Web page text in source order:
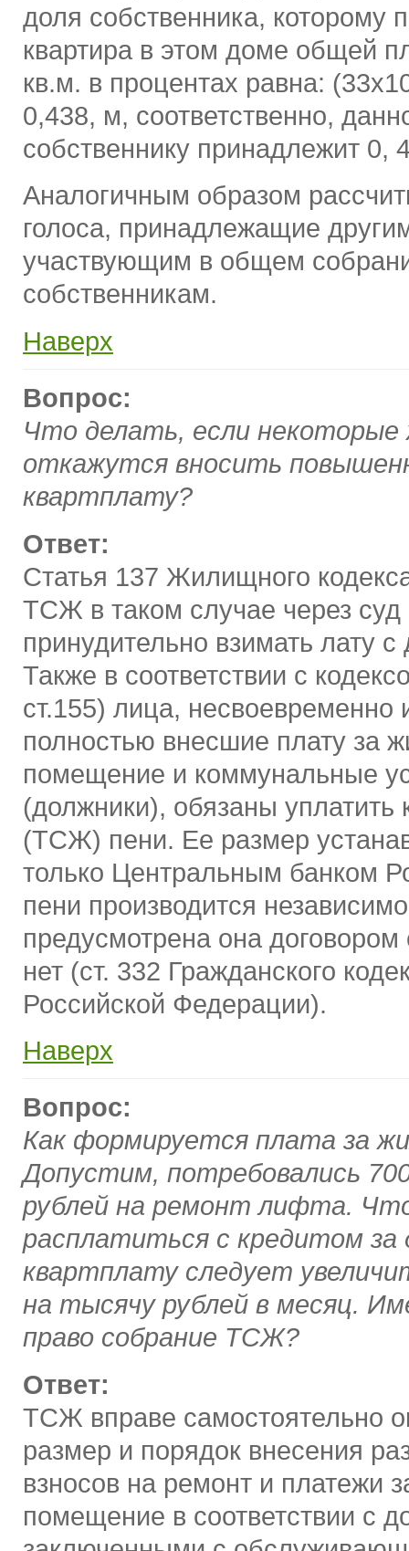
доля собственника, которому
квартира в этом доме общей
кв.м. в процентах равна:
0,438, м, соответственно,
собственнику принадлежит 0,
Аналогичным образом
голоса, принадлежащие
участвующим в общем
собственникам.
Наверх
Вопрос:
Что делать, если некоторые
откажутся вносить
квартплату?
Ответ:
Статья 137 Жилищного
ТСЖ в таком случае через суд
принудительно взимать лату
Также в соответствии с
ст.155) лица, несвоевременно
полностью внесшие плату за
помещение и коммунальные
(должники), обязаны уплатить
(ТСЖ) пени. Ее размер
только Центральным банком
пени производится независимо
предусмотрена она
нет (ст. 332 Гражданского
Российской Федерации).
Наверх
Вопрос:
Как формируется плата за
Допустим, потребовались
рублей на ремонт лифта.
расплатиться с кредитом за
квартплату следует
на тысячу рублей в месяц.
право собрание ТСЖ?
Ответ:
ТСЖ вправе самостоятельно
размер и порядок внесения
взносов на ремонт и платежи
помещение в соответствии с